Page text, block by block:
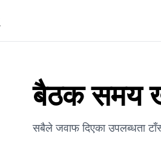
बैठक समय
सबैले जवाफ दिएका उपलब्धता